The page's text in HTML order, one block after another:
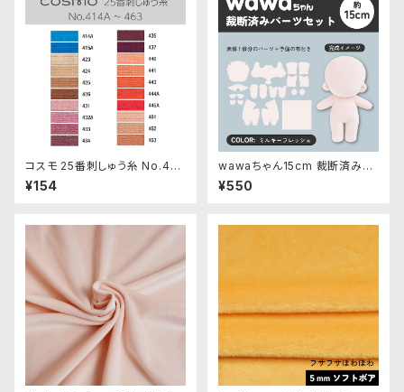
コスモ 25番刺しゅう糸 No.414
‾463
¥154
wawaちゃん15cm 裁断済みパ
ーツセット
¥550